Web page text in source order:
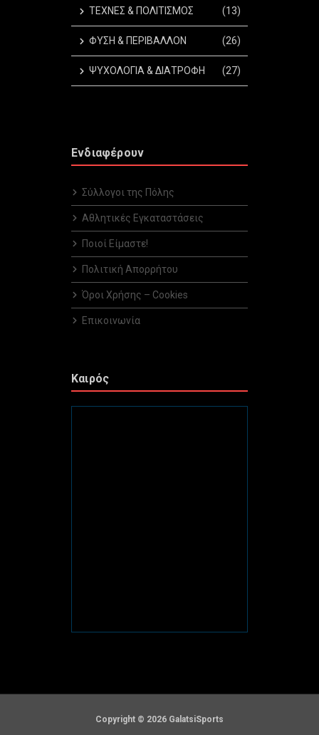
ΤΕΧΝΕΣ & ΠΟΛΙΤΙΣΜΟΣ (13)
ΦΥΣΗ & ΠΕΡΙΒΑΛΛΟΝ (26)
ΨΥΧΟΛΟΓΙΑ & ΔΙΑΤΡΟΦΗ (27)
Ενδιαφέρουν
Σύλλογοι της Πόλης
Αθλητικές Εγκαταστάσεις
Ποιοί Είμαστε!
Πολιτική Απορρήτου
Όροι Χρήσης – Cookies
Επικοινωνία
Καιρός
Copyright © 2026 GalatsiSports